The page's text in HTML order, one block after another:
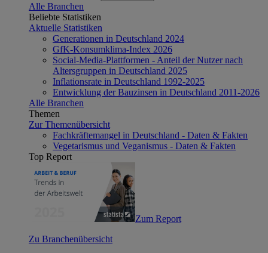
Alle Branchen
Beliebte Statistiken
Aktuelle Statistiken
Generationen in Deutschland 2024
GfK-Konsumklima-Index 2026
Social-Media-Plattformen - Anteil der Nutzer nach
Altersgruppen in Deutschland 2025
Inflationsrate in Deutschland 1992-2025
Entwicklung der Bauzinsen in Deutschland 2011-2026
Alle Branchen
Themen
Zur Themenübersicht
Fachkräftemangel in Deutschland - Daten & Fakten
Vegetarismus und Veganismus - Daten & Fakten
Top Report
Zum Report
Zu Branchenübersicht